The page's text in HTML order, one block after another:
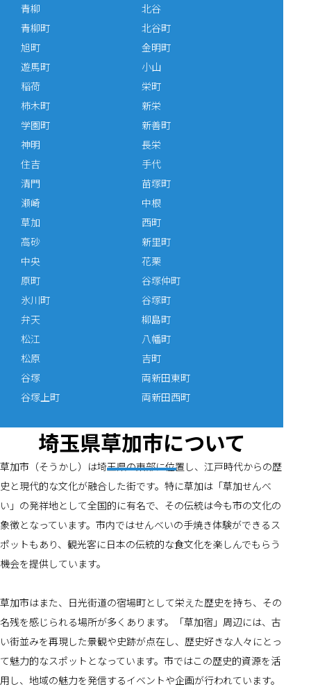
青柳
青柳町
旭町
遊馬町
稲荷
柿木町
学園町
北谷
北谷町
金明町
小山
栄町
新栄
新善町
神明
住吉
清門
瀬崎
草加
高砂
中央
長栄
手代
苗塚町
中根
西町
新里町
花栗
原町
氷川町
弁天
松江
松原
谷塚
谷塚上町
谷塚仲町
谷塚町
柳島町
八幡町
吉町
両新田東町
両新田西町
埼玉県草加市について
草加市（そうかし）は埼玉県の東部に位置し、江戸時代からの歴
史と現代的な文化が融合した街です。特に草加は「草加せんべ
い」の発祥地として全国的に有名で、その伝統は今も市の文化の
象徴となっています。市内ではせんべいの手焼き体験ができるス
ポットもあり、観光客に日本の伝統的な食文化を楽しんでもらう
機会を提供しています。
草加市はまた、日光街道の宿場町として栄えた歴史を持ち、その
名残を感じられる場所が多くあります。「草加宿」周辺には、古
い街並みを再現した景観や史跡が点在し、歴史好きな人々にとっ
て魅力的なスポットとなっています。市ではこの歴史的資源を活
用し、地域の魅力を発信するイベントや企画が行われています。